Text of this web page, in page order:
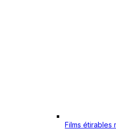
Films étirables